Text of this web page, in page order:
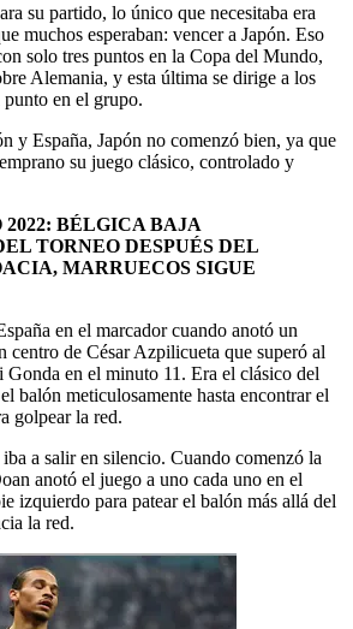
su partido, lo único que necesitaba era
muchos esperaban: vencer a Japón. Eso
solo tres puntos en la Copa del Mundo,
Alemania, y esta última se dirige a los
en el grupo.
y España, Japón no comenzó bien, ya que
su juego clásico, controlado y
2022: BÉLGICA BAJA
TORNEO DESPUÉS DEL
MARRUECOS SIGUE
en el marcador cuando anotó un
centro de César Azpilicueta que superó al
Gonda en el minuto 11. Era el clásico del
balón meticulosamente hasta encontrar el
golpear la red.
a salir en silencio. Cuando comenzó la
anotó el juego a uno cada uno en el
izquierdo para patear el balón más allá del
la red.